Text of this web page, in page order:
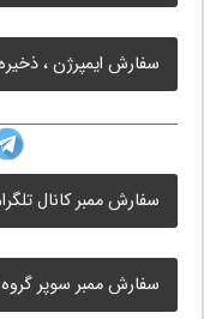
سفارش ایمپرژن ،
سفارش ممبر کانال
سفارش ممبر سوپر گروه